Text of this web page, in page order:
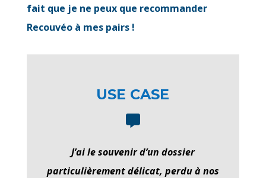
fait que je ne peux que recommander
Recouvéo à mes pairs !
USE CASE
J’ai le souvenir d’un dossier
particulièrement délicat, perdu à nos